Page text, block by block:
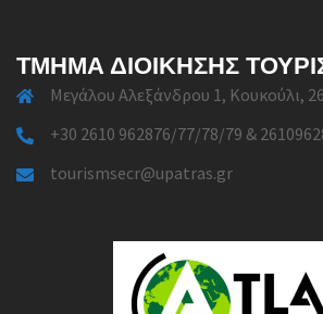
ΤΜΉΜΑ ΔΙΟΊΚΗΣΗΣ
Μεγάλου Αλεξάνδρου 1, Κουκούλι,
+30 2610 962876/77/78/79 &
tourismsecr@upatras.gr